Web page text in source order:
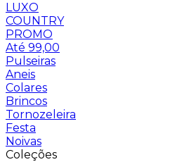
LUXO
COUNTRY
PROMO
Até 99,00
Pulseiras
Aneis
Colares
Brincos
Tornozeleira
Festa
Noivas
Coleções